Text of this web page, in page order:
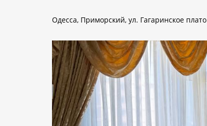
Одесса, Приморский, ул. Гагаринское плато